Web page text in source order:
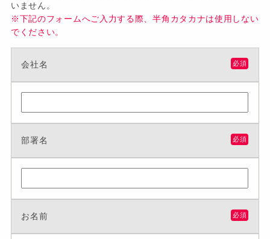
いません。
※下記のフォームへご入力する際、半角カタカナは使用しない
でください。
会社名 必須
部署名 必須
お名前 必須